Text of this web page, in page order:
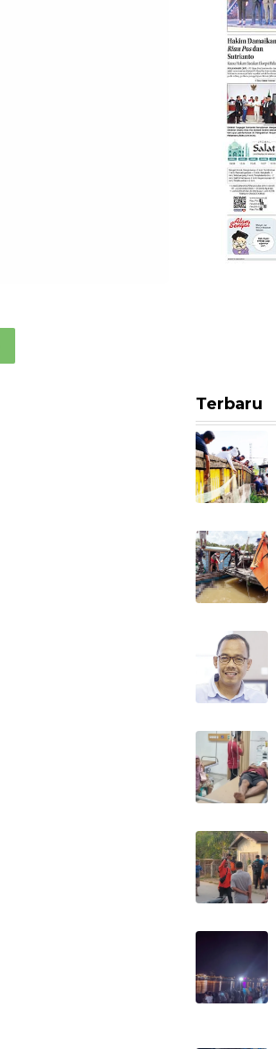
Terbaru